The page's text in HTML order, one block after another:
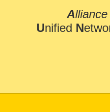
A
Unified N